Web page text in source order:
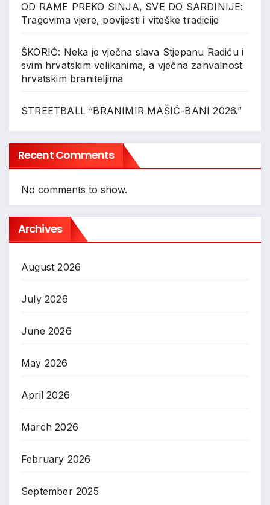
OD RAME PREKO SINJA, SVE DO SARDINIJE:
Tragovima vjere, povijesti i viteške tradicije
ŠKORIĆ: Neka je vječna slava Stjepanu Radiću i
svim hrvatskim velikanima, a vječna zahvalnost
hrvatskim braniteljima
STREETBALL “BRANIMIR MAŠIĆ-BANI 2026.”
Recent Comments
No comments to show.
Archives
August 2026
July 2026
June 2026
May 2026
April 2026
March 2026
February 2026
September 2025